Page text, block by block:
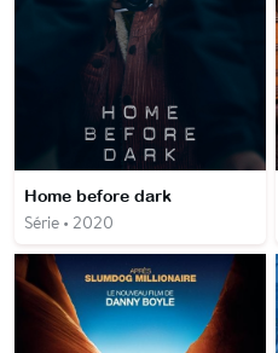
Home before dark
Série • 2020